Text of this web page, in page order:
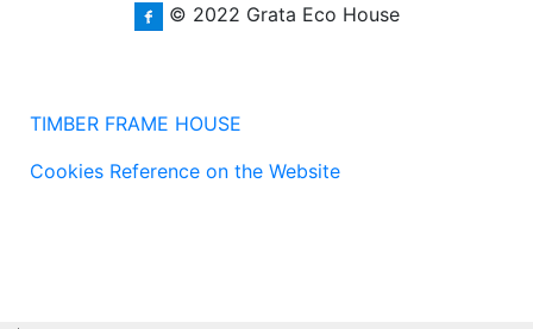
© 2022 Grata Eco House
TIMBER FRAME HOUSE
Cookies Reference on the Website